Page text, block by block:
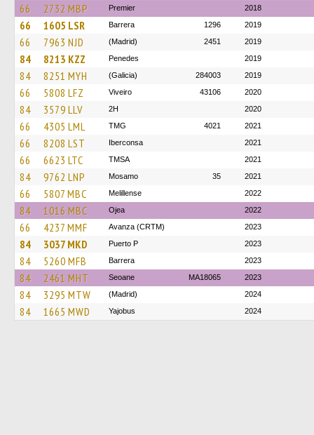
66 2732 MBP Premier 2018
66 1605 LSR Barrera 1296 2019
66 7963 NJD (Madrid) 2451 2019
84 8213 KZZ Penedes 2019
84 8251 MYH (Galicia) 284003 2019
66 5808 LFZ Viveiro 43106 2020
84 3579 LLV 2H 2020
66 4305 LML TMG 4021 2021
66 8208 LST Iberconsa 2021
66 6623 LTC TMSA 2021
84 9762 LNP Mosamo 35 2021
66 5807 MBC Melillense 2022
84 1016 MBC Ojea 2022
66 4237 MMF Avanza (CRTM) 2023
84 3037 MKD Puerto P 2023
84 5260 MFB Barrera 2023
84 2461 MHT Seoane MA18065 2023
84 3295 MTW (Madrid) 2024
84 1665 MWD Yajobus 2024